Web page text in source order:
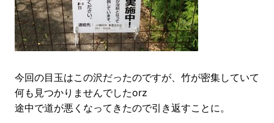
今回の目玉はこの沢だったのですが、竹が密集していて
何も見つかりませんでしたorz
途中で道が悪くなってきたので引き返すことに。